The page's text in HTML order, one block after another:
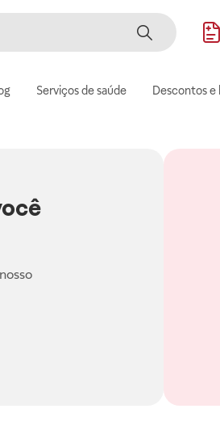
Serviços de saúde Descontos e